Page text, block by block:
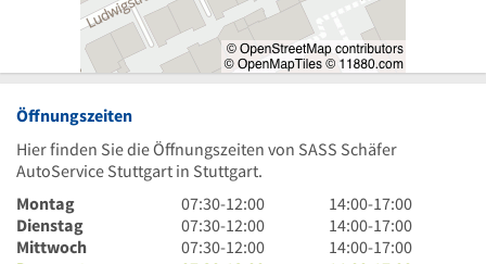
Öffnungszeiten
Hier finden Sie die Öffnungszeiten von SASS Schäfer
AutoService Stuttgart in Stuttgart.
Montag
7
Uhr
30
07:30-12:00
14
Uhr
bis
14:00-17:00
Dienstag
7
Uhr
07:30-12:00
14
Uhr
14:00-17:00
Mittwoch
7
07:30-12:00
14
14:00-17:00